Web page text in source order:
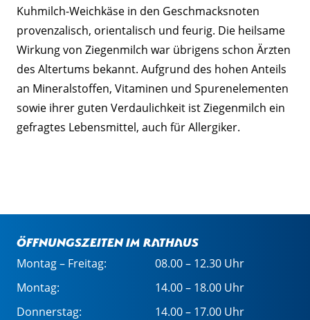
Kuhmilch-Weichkäse in den Geschmacksnoten
provenzalisch, orientalisch und feurig. Die heilsame
Wirkung von Ziegenmilch war übrigens schon Ärzten
des Altertums bekannt. Aufgrund des hohen Anteils
an Mineralstoffen, Vitaminen und Spurenelementen
sowie ihrer guten Verdaulichkeit ist Ziegenmilch ein
gefragtes Lebensmittel, auch für Allergiker.
Öffnungszeiten im Rathaus
Montag – Freitag:
08.00 – 12.30 Uhr
Montag:
14.00 – 18.00 Uhr
Donnerstag:
14.00 – 17.00 Uhr